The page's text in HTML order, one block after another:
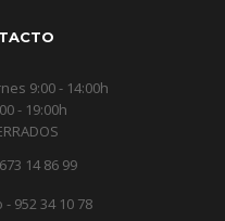
9:00 - 14:00h
- 19:00h
14 86 99
952 34 10 78